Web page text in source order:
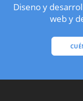
Diseno y
web y